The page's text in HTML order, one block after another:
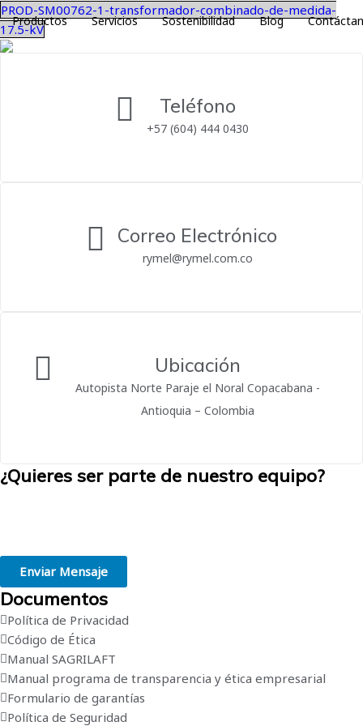
Productos Servicios Sostenibilidad Blog
PROD-SM00762-1-transformador-combinado-de-medida-
17.5-kV
Teléfono
+57 (604) 444 0430
Correo Electrónico
rymel@rymel.com.co
Ubicación
Autopista Norte Paraje el Noral Copacabana -
Antioquia – Colombia
¿Quieres ser parte de nuestro equipo?
Enviar Mensaje
Documentos
Política de Privacidad
Código de Ética
Manual SAGRILAFT
Manual programa de transparencia y ética empresarial
Formulario de garantías
Política de Seguridad